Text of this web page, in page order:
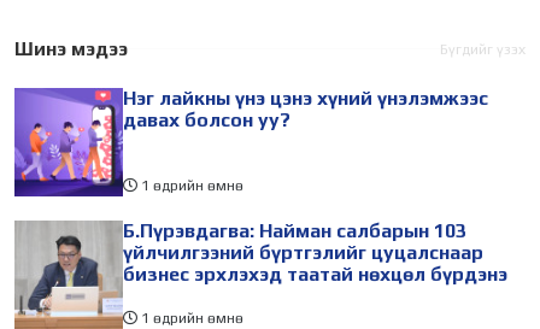
өдөр зохион
холбогдуулан Нийслэлийн
төлөөлөгчид Монгол
айлчлалынхаа хүрээнд
Шинэ мэдээ Бүгдийг үзэх
Нэг лайкны үнэ цэнэ хүний үнэлэмжээс
давах болсон уу?
1 өдрийн өмнө
Б.Пүрэвдагва: Найман салбарын 103
үйлчилгээний бүртгэлийг цуцалснаар
бизнес эрхлэхэд таатай нөхцөл бүрдэнэ
1 өдрийн өмнө